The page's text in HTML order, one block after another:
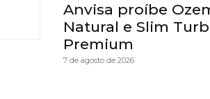
Anvisa proíbe
Natural e Slim
Premium
7 de agosto de 2026